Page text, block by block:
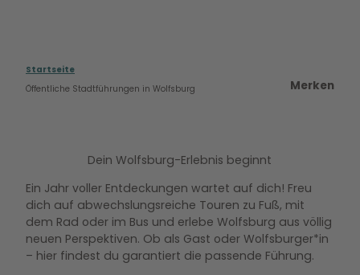
Startseite
Öffentliche Stadtführungen in Wolfsburg
Merken
Dein Wolfsburg-Erlebnis beginnt
Ein Jahr voller Entdeckungen wartet auf dich! Freu
dich auf abwechslungsreiche Touren zu Fuß, mit
dem Rad oder im Bus und erlebe Wolfsburg aus völlig
neuen Perspektiven. Ob als Gast oder Wolfsburger*in
– hier findest du garantiert die passende Führung.